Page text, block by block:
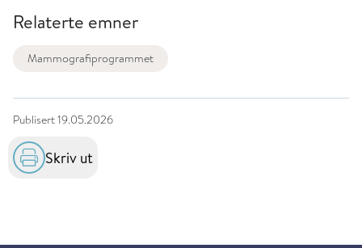
Relaterte emner
Mammografiprogrammet
Publisert19.05.2026
Skriv ut